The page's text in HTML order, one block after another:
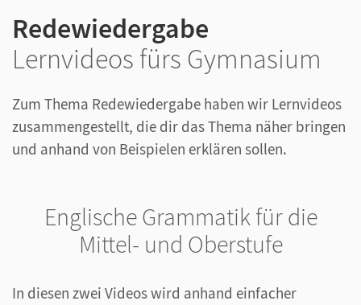
Redewiedergabe
Lernvideos fürs Gymnasium
Zum Thema Redewiedergabe haben wir Lernvideos
zusammengestellt, die dir das Thema näher bringen
und anhand von Beispielen erklären sollen.
Englische Grammatik für die
Mittel- und Oberstufe
In diesen zwei Videos wird anhand einfacher